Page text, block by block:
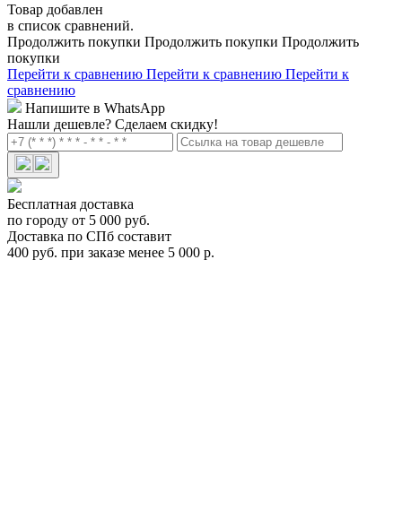
Товар добавлен
в список сравнений.
Продолжить покупки Продолжить покупки Продолжить
покупки
Перейти к сравнению Перейти к сравнению Перейти к
сравнению
Напишите в WhatsApp
Нашли дешевле? Сделаем скидку!
Бесплатная доставка
по городу от 5 000 руб.
Доставка по СПб составит
400 руб. при заказе менее 5 000 р.